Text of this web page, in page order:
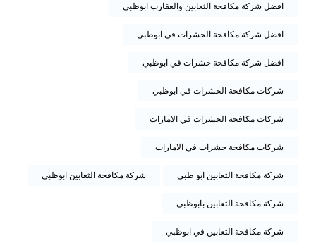
افضل شركة مكافحة الثعابين والعقارب ابوظبي
افضل شركة مكافحة الحشرات في ابوظبي
افضل شركة مكافحة حشرات في ابوظبي
شركات مكافحة الحشرات في ابوظبي
شركات مكافحة الحشرات في الامارات
شركات مكافحة حشرات في الامارات
شركة مكافحة الثعابين ابو ظبي شركة مكافحة الثعابين ابوظبي
شركة مكافحة الثعابين بابوظبي
شركة مكافحة الثعابين في ابوظبي